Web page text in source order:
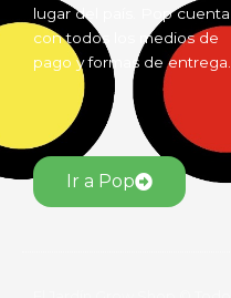
lugar del país. Pop cuenta
con todos los medios de
pago y formas de entrega.
Ir a Pop